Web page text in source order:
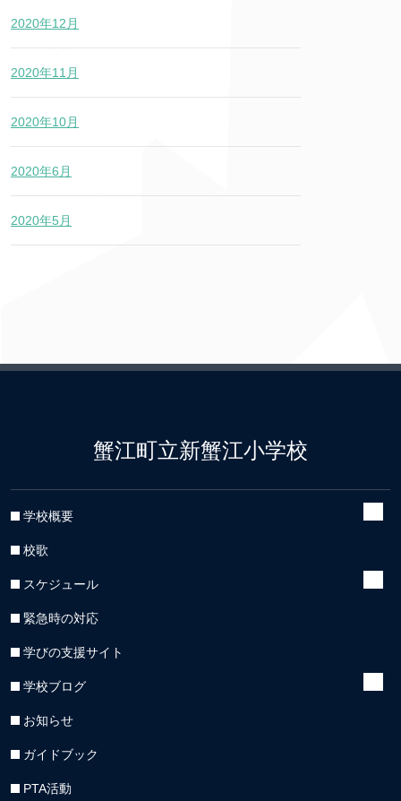
2020年12月
2020年11月
2020年10月
2020年6月
2020年5月
蟹江町立新蟹江小学校
学校概要
校歌
スケジュール
緊急時の対応
学びの支援サイト
学校ブログ
お知らせ
ガイドブック
PTA活動